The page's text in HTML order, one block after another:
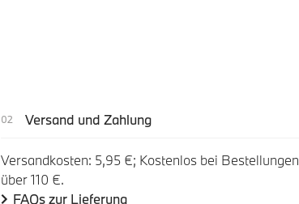
Versand und Zahlung
Versandkosten: 5,95 €; Kostenlos bei Bestellungen
über 110 €.
FAQs zur Lieferung